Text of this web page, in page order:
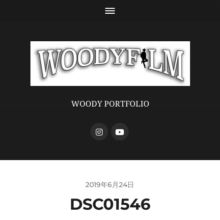
WOODY PORTFOLIO
2019年6月24日
DSC01546